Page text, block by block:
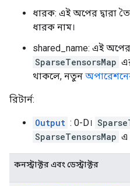
ধারক: এই অপের দ্বারা
ধারক নাম।
shared_name: এই অপের
SparseTensorsMap
থাকলে, নতুন
রিটার্ন:
Output : 0-D।
SparseTensorsMap এ
কনস্ট্রাক্টর এবং ডেস্ট্রাক্টর